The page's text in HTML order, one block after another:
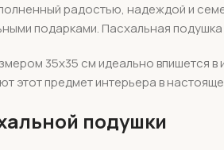
радостью, надеждой и
подарками. Пасхальная
35х35 см идеально впишется
этот предмет интерьера в
подушки